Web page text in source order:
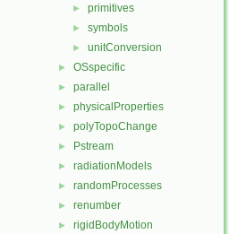
► primitives
► symbols
► unitConversion
► OSspecific
► parallel
► physicalProperties
► polyTopoChange
► Pstream
► radiationModels
► randomProcesses
► renumber
► rigidBodyMotion